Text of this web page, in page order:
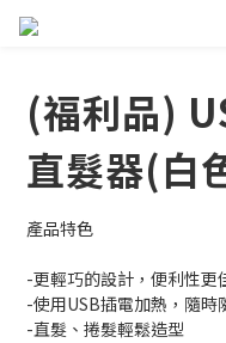
(福利品)
直髮器(白
產品特色
-更輕巧的設計，便利性更
-使用USB插電加熱，隨時
-直髮、捲髮輕鬆造型